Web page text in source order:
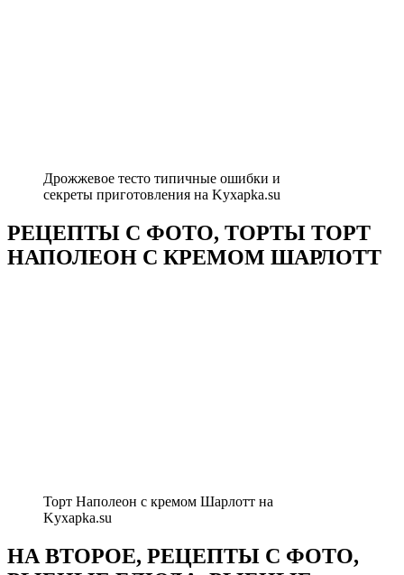
Дрожжевое тесто типичные ошибки и
секреты приготовления на Kyxapka.su
РЕЦЕПТЫ С ФОТО, ТОРТЫ ТОРТ
НАПОЛЕОН С КРЕМОМ ШАРЛОТТ
Торт Наполеон с кремом Шарлотт на
Kyxapka.su
НА ВТОРОЕ, РЕЦЕПТЫ С ФОТО,